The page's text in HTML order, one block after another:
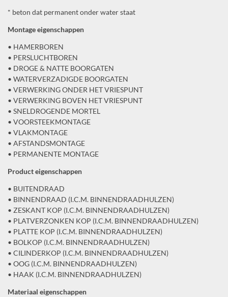
* beton dat permanent onder water staat
Montage eigenschappen
• HAMERBOREN
• PERSLUCHTBOREN
• DROGE & NATTE BOORGATEN
• WATERVERZADIGDE BOORGATEN
• VERWERKING ONDER HET VRIESPUNT
• VERWERKING BOVEN HET VRIESPUNT
• SNELDROGENDE MORTEL
• VOORSTEEKMONTAGE
• VLAKMONTAGE
• AFSTANDSMONTAGE
• PERMANENTE MONTAGE
Product eigenschappen
• BUITENDRAAD
• BINNENDRAAD (I.C.M. BINNENDRAADHULZEN)
• ZESKANT KOP (I.C.M. BINNENDRAADHULZEN)
• PLATVERZONKEN KOP (I.C.M. BINNENDRAADHULZEN)
• PLATTE KOP (I.C.M. BINNENDRAADHULZEN)
• BOLKOP (I.C.M. BINNENDRAADHULZEN)
• CILINDERKOP (I.C.M. BINNENDRAADHULZEN)
• OOG (I.C.M. BINNENDRAADHULZEN)
• HAAK (I.C.M. BINNENDRAADHULZEN)
Materiaal eigenschappen